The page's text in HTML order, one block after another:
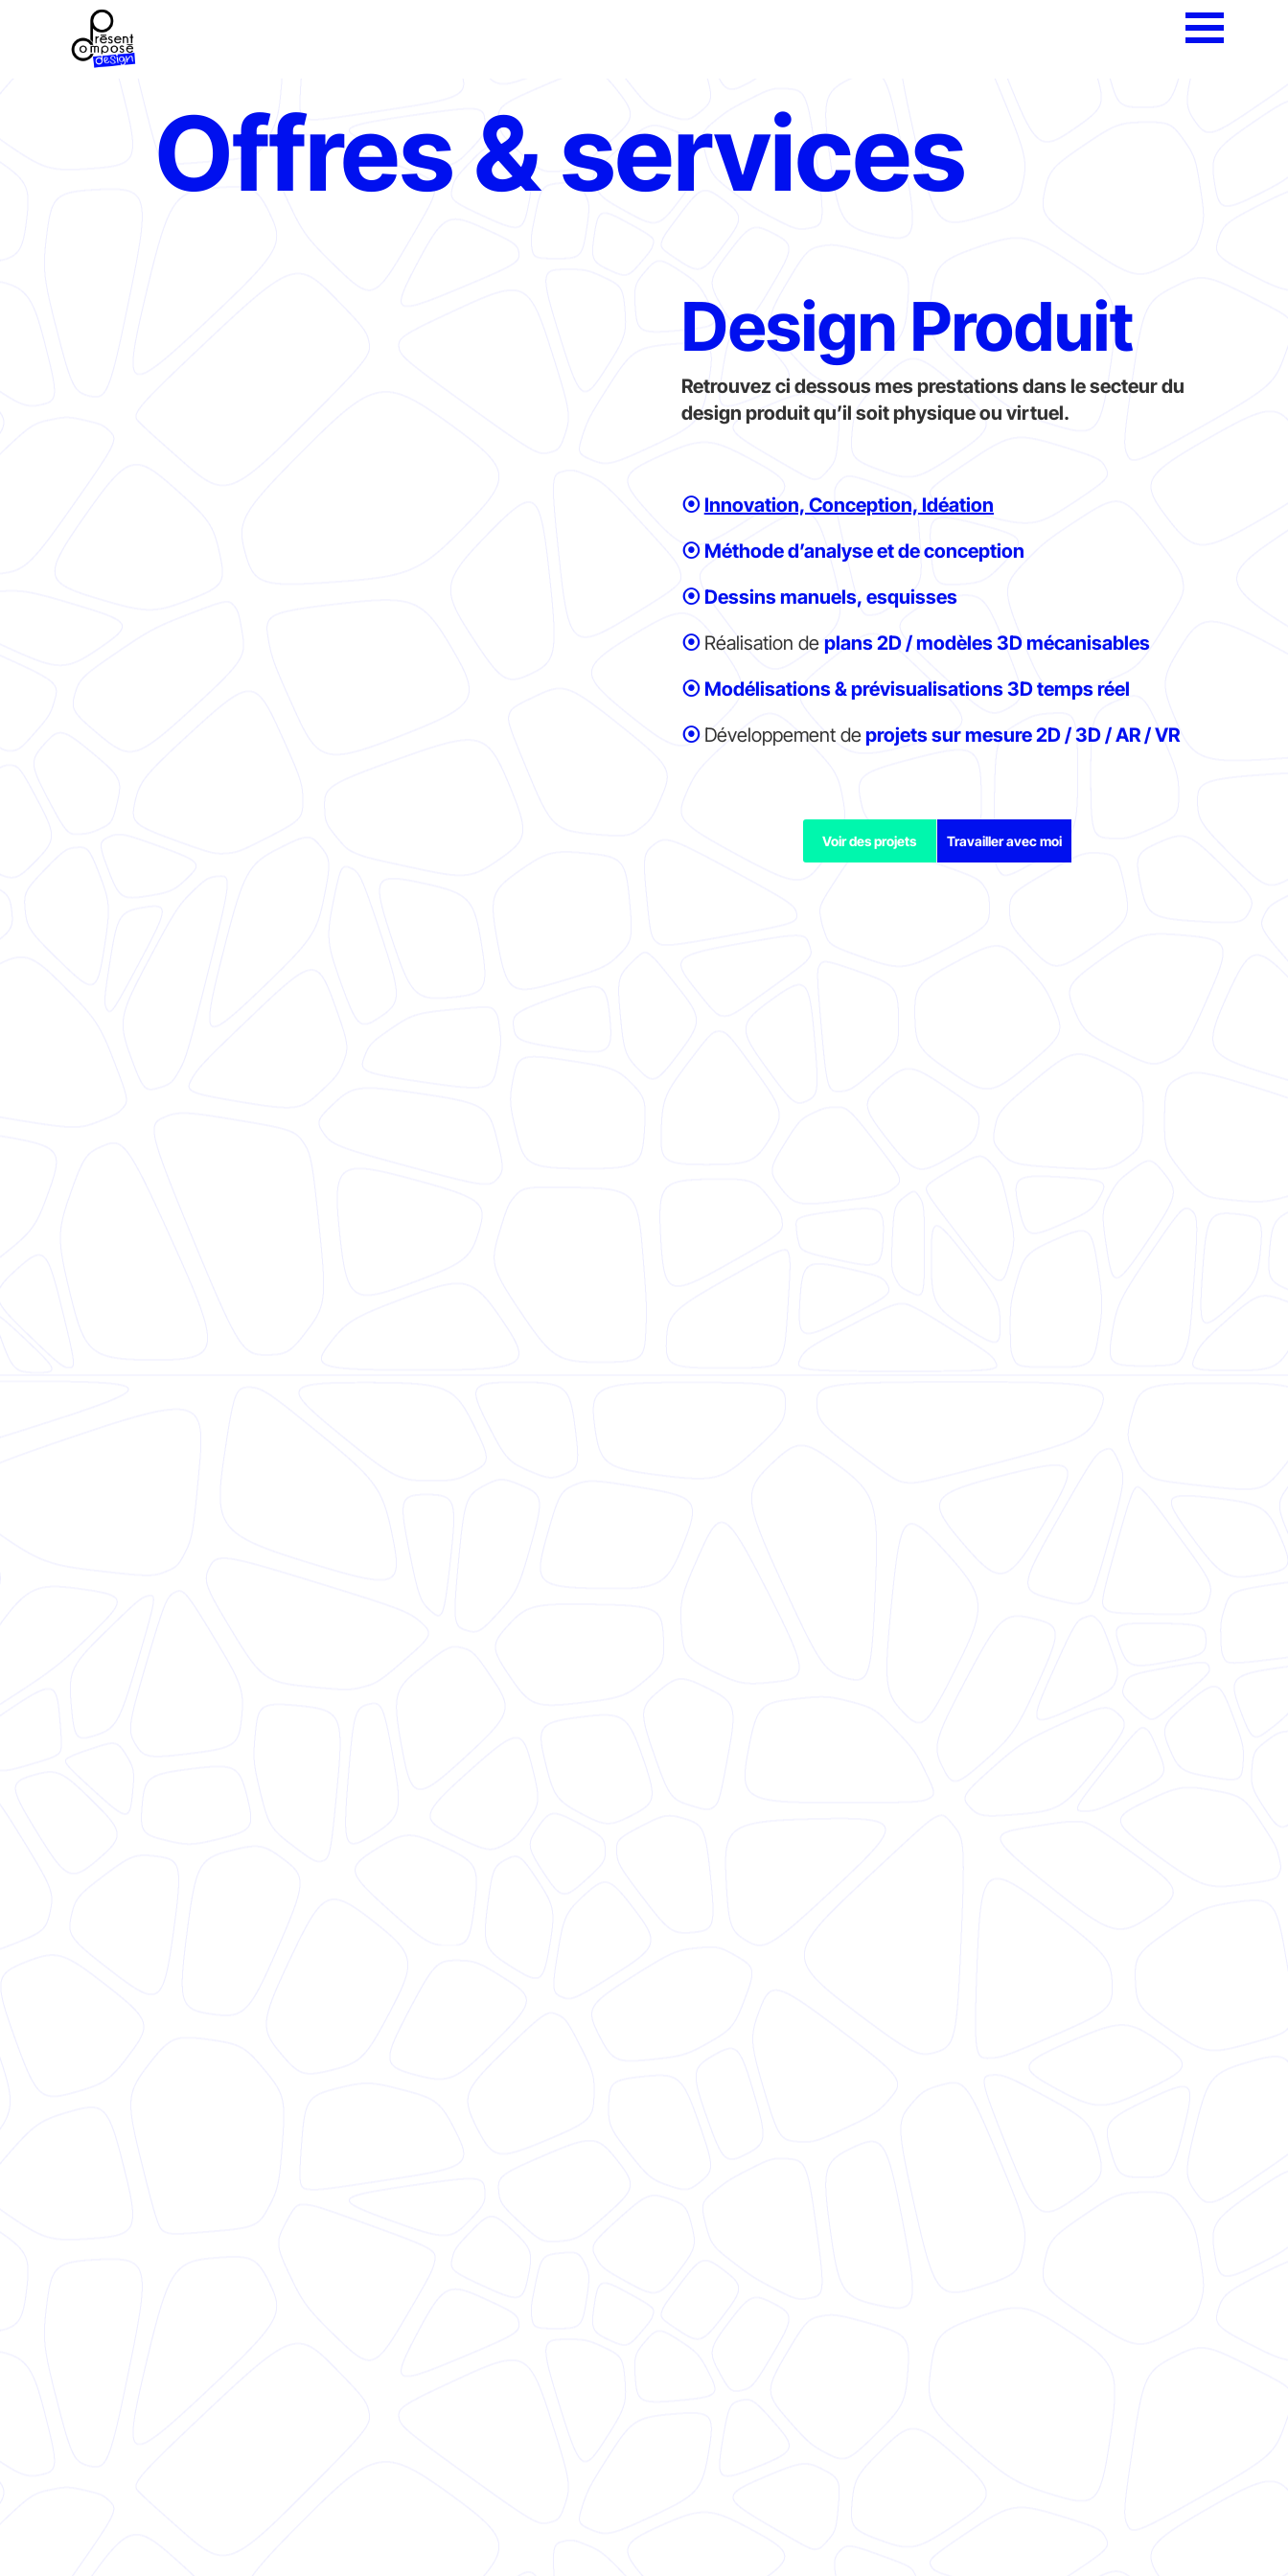
Offres & services
Design Produit
Retrouvez ci dessous mes prestations dans le secteur du
design produit qu’il soit physique ou virtuel.
⦿ Innovation, Conception, Idéation
⦿ Méthode d’analyse et de conception
⦿ Dessins manuels, esquisses
⦿ Réalisation de plans 2D / modèles 3D mécanisables
⦿ Modélisations & prévisualisations 3D temps réel
⦿ Développement deprojets sur mesure 2D / 3D / AR / VR
Voir des projets Travailler avec moi